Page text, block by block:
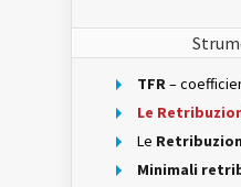
TFR–
Le
Le
Minimali